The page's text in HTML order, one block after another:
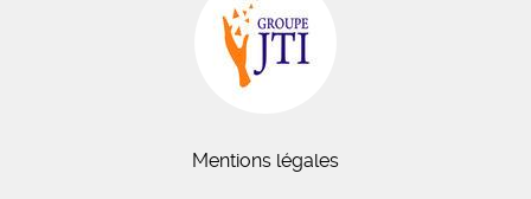
Mentions légales